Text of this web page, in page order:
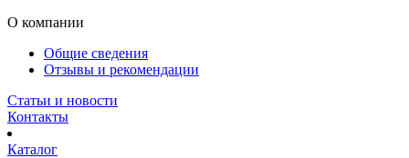
О компании
Общие сведения
Отзывы и рекомендации
Статьи и новости
Контакты
Каталог